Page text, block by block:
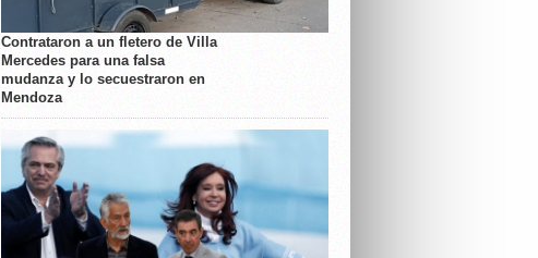
Contrataron a un fletero de Villa
Mercedes para una falsa
mudanza y lo secuestraron en
Mendoza